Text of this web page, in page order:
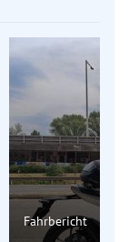
Fahrbericht